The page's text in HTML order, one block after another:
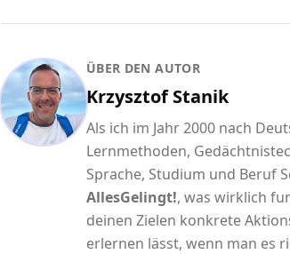
ÜBER DEN AUTOR
Krzysztof Stanik
Als ich im Jahr 2000 nach
Lernmethoden,
Sprache, Studium und Beruf
AllesGelingt!, was wirklich
deinen Zielen konkrete
erlernen lässt, wenn man es